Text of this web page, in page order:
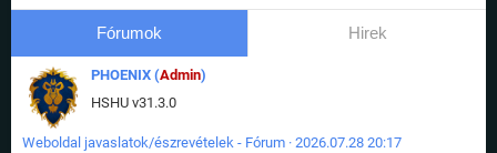
Fórumok Hirek
PHOENIX (Admin)
HSHU v31.3.0
Weboldal javaslatok/észrevételek - Fórum · 2026.07.28 20:17